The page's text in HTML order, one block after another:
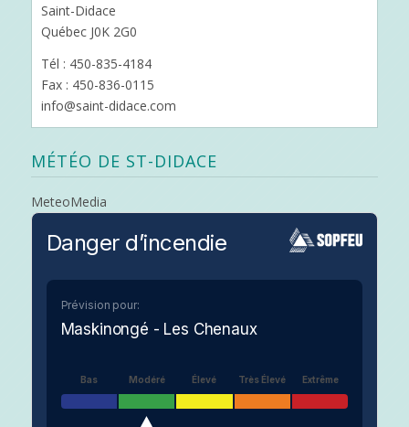
Saint-Didace
Québec J0K 2G0
Tél : 450-835-4184
Fax : 450-836-0115
info@saint-didace.com
MÉTÉO DE ST-DIDACE
MeteoMedia
Danger d’incendie
Prévision pour:
Maskinongé - Les Chenaux
Bas Modéré Élevé Très Élevé Extrême